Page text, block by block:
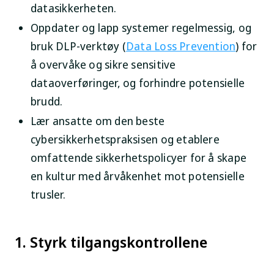
datasikkerheten.
Oppdater og lapp systemer regelmessig, og
bruk DLP-verktøy (Data Loss Prevention) for
å overvåke og sikre sensitive
dataoverføringer, og forhindre potensielle
brudd.
Lær ansatte om den beste
cybersikkerhetspraksisen og etablere
omfattende sikkerhetspolicyer for å skape
en kultur med årvåkenhet mot potensielle
trusler.
1. Styrk tilgangskontrollene